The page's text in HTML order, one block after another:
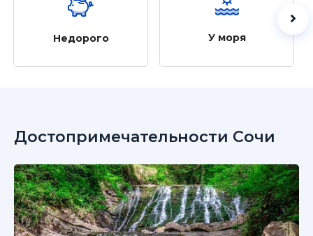
Недорого У моря
Достопримечательности Сочи